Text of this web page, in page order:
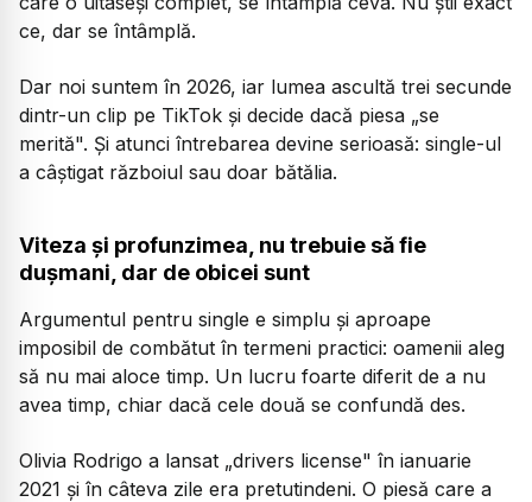
ce, dar se întâmplă.
Dar noi suntem în 2026, iar lumea ascultă trei secunde
dintr-un clip pe TikTok și decide dacă piesa „se
merită". Și atunci întrebarea devine serioasă: single-ul
a câștigat războiul sau doar bătălia.
Viteza și profunzimea, nu trebuie să fie
dușmani, dar de obicei sunt
Argumentul pentru single e simplu și aproape
imposibil de combătut în termeni practici: oamenii aleg
să nu mai aloce timp. Un lucru foarte diferit de a nu
avea timp, chiar dacă cele două se confundă des.
Olivia Rodrigo a lansat „drivers license" în ianuarie
2021 și în câteva zile era pretutindeni. O piesă care a